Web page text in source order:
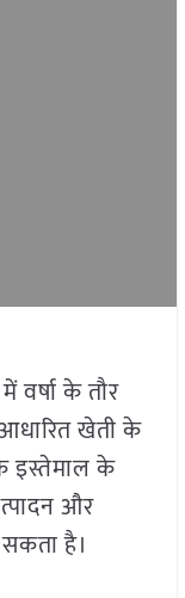
वर्षा के तौर
खेती के
इस्तेमाल के
और
है।